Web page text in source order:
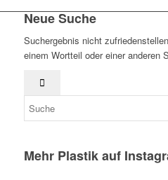
Neue Suche
Suchergebnis nicht
einem Wortteil oder einer anderen
Mehr Plastik auf